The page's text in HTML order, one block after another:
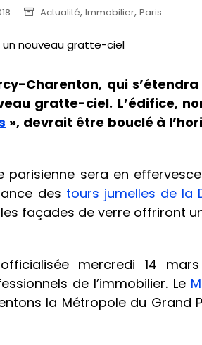
Actualité, Immobilier, Paris
Charenton, qui
gratte-ciel. L’édifice,
», devrait être bouclé à
parisienne sera en
des tours jumelles de la
façades de verre offriront
mercredi 14
de l’immobilier. Le
la Métropole du Grand